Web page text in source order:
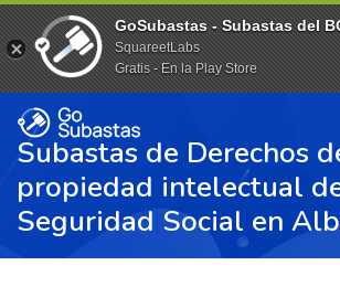
Subastas de Derechos
propiedad intelectual
Seguridad Social en
GoSubastas - Subastas del
SquareetLabs
Gratis - En la Play Store